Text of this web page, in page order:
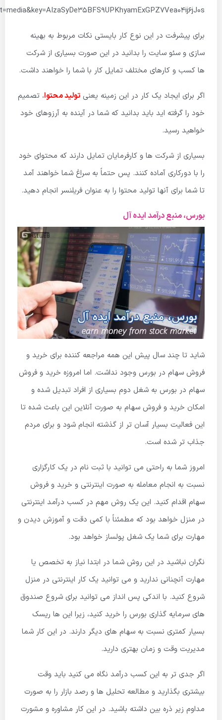
برای پیشرفت در این نوع کار بایستی نکات مربوط به بهینه
سازی و سئو سایت را بدانید در این صورت بسیاری از شرکت
ها کسب و کارهای مختلف تمایل کار با شما را خواهند داشت.
اگر برای ایجاد یک کار در این زمینه یعنی تولید محتوا، تصمیم
خود را گرفته اید باید بدانید که شما در آینده به آرزوهای خود
خواهید رسید.
بسیاری از شرکت ها و کارفرمایان تمایل دارند که محتوای خود
را با دورکاری آماده کنند. پس حتماً به سراغ شما خواهند آمد
تا شما برای آنها تولید محتوا را به عنوان فریلنسر انجام دهید.
بورس، منبع درآمد ایده آل
شاید تا چند سال پیش این همه مراجعه کننده برای خرید و
فروش سهام در بورس وجود نداشت. اما امروزه خرید و فروش
سهام در بورس به شغل دوم بسیاری از افراد تبدیل شده و
امکان خرید و فروش سهام به صورت آنلاین این باعث شده تا
این فعالیت بسیار آسان تر از گذشته انجام شود و برای مردم
جذاب تر شده است.
امروز شما به راحتی می توانید با ثبت نام در یک کارگزاری
نسبت به انجام معامله به صورت اینترنتی و خرید و فروش
سهام اقدام کنید. این یک روش مهم در کسب درآمد اینترنتی
در منزل خواهد بود که مطمئناً با کمی دقت و آموزش دیدن و
مهارت برای شما یک شغل پولساز خواهد بود.
نگران نباشید در این روش شما در ابتدا نیاز به تخصص یا
مهارت آنچنانی ندارید و می توانید یک کار اینترنتی در منزل
شروع کنید. با اندکی پس انداز می توانید برای شروع صندوق
های سرمایه گذاری بورس را خرید کنید، زیرا این ها ریسک
بسیار کمتری نسبت به سهام های دیگر دارند. در این کار شما
مدیریت وقت و زمان بهتری دارید.
اگر جدی تر به این کسب درآمد نگاه می کنید باید وقت
بیشتری بگذارید و مطالعه تحلیل ها و رصد بازار را به صورت
مداوم زیر ذره بین داشته باشید. در این کار مشاوره و مشورت